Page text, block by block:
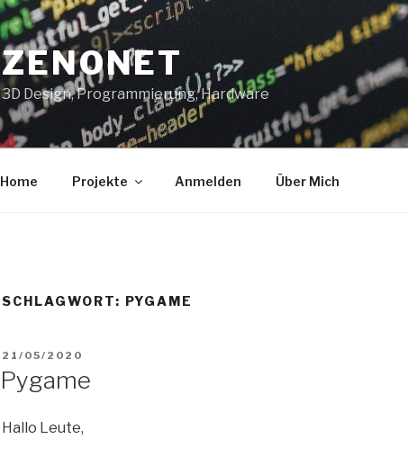
ZENONET
3D Design, Programmierung, Hardware
Home Projekte Anmelden Über Mich
SCHLAGWORT: PYGAME
VERÖFFENTLICHT
21/05/2020
Pygame
Hallo Leute,